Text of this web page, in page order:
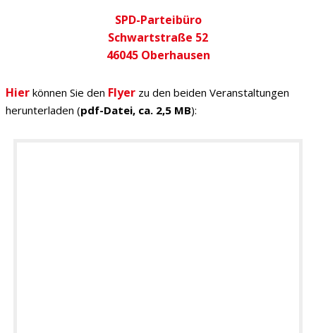
SPD-Parteibüro
Schwartstraße 52
46045 Oberhausen
Hier können Sie den Flyer zu den beiden Veranstaltungen
herunterladen (pdf-Datei, ca. 2,5 MB):